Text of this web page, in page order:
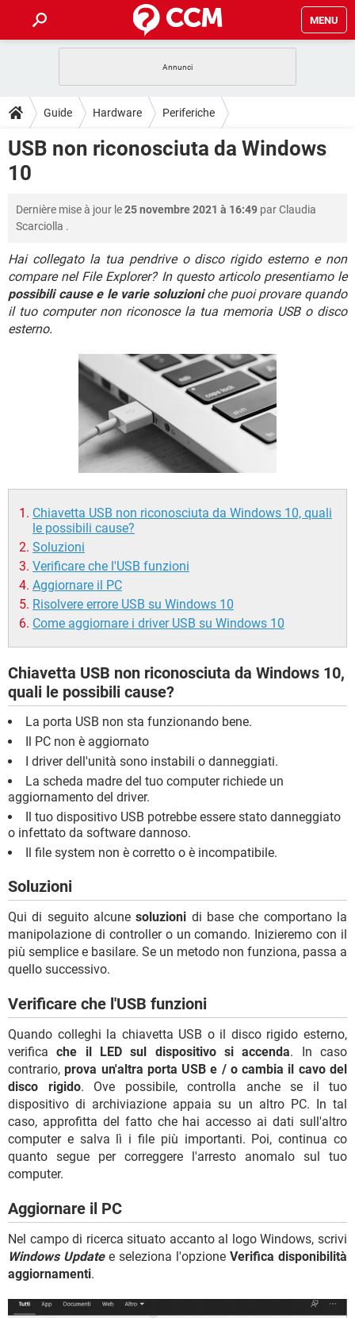
MENU
INTRATTENIMENTO ANDROID
iOS WINDOWS 10
INSTAGRAM
HARDWARE
GUIDE
COVID-19 GAMING
INTRATTENIMENTO ANDROID
INSTAGRAM WHATSAPP
HARDWARE
DOWNLOAD
COVID-19
iOS
INSTAGRAM WHATSAPP
TIKTOK FACEBOOK
HARDWARE
FORUM
COVID-19 GAMING
iOS WINDOWS 10
INSTAGRAM WHATSAPP
TIKTOK FACEBOOK
GLOSSARIO
COVID-19 GAMING
INTRATTENIMENTO ANDROID
iOS WINDOWS 10
INSTAGRAM
FACEBOOK
Guide Hardware Periferiche
USB non riconosciuta da Windows
10
Dernière mise à jour le25 novembre 2021 à 16:49 parClaudia
Scarciolla .
Hai collegato la tua pendrive o disco rigido esterno e non
compare nel File Explorer? In questo articolo presentiamo le
possibili cause e le varie soluzioniche puoi provare quando
il tuo computer non riconosce la tua memoria USB o disco
esterno.
Chiavetta USB non riconosciuta da Windows 10, quali
le possibili cause?
Soluzioni
Verificare che l'USB funzioni
Aggiornare il PC
Risolvere errore USB su Windows 10
Come aggiornare i driver USB su Windows 10
Chiavetta USB non riconosciuta da Windows 10,
quali le possibili cause?
La porta USB non sta funzionando bene.
Il PC non è aggiornato
I driver dell'unità sono instabili o danneggiati.
La scheda madre del tuo computer richiede un
aggiornamento del driver.
Il tuo dispositivo USB potrebbe essere stato danneggiato
o infettato da software dannoso.
Il file system non è corretto o è incompatibile.
Soluzioni
Qui di seguito alcunesoluzioni di base che comportano la
manipolazione di controller o un comando. Inizieremo con il
più semplice e basilare. Se un metodo non funziona, passa a
quello successivo.
Verificare che l'USB funzioni
Quando colleghi la chiavetta USB o il disco rigido esterno,
verificache il LED sul dispositivo si accenda. In caso
contrario,prova un'altra porta USB e / o cambia il cavo del
disco rigido. Ove possibile, controlla anche se il tuo
dispositivo di archiviazione appaia su un altro PC. In tal
caso, approfitta del fatto che hai accesso ai dati sull'altro
computer e salva lì i file più importanti. Poi, continua co
quanto segue per correggere l'arresto anomalo sul tuo
computer.
Aggiornare il PC
Nel campo di ricerca situato accanto al logo Windows, scrivi
Windows Updatee seleziona l'opzione Verifica disponibilità
aggiornamenti.